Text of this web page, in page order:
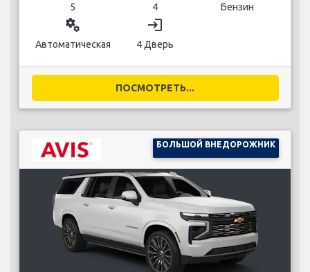
5 4 Бензин
miscellaneous_services
Автоматическая
login
4 Дверь
ПОСМОТРЕТЬ...
БОЛЬШОЙ ВНЕДОРОЖНИК